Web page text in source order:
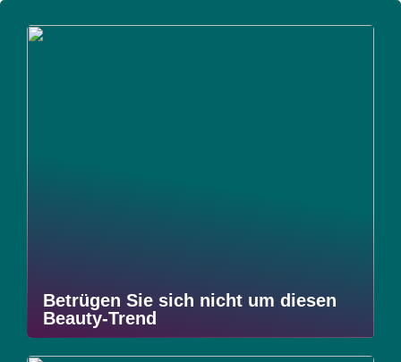
Betrügen Sie sich nicht um diesen
Beauty-Trend